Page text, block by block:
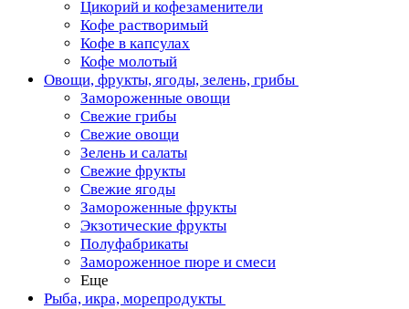
Цикорий и кофезаменители
Кофе растворимый
Кофе в капсулах
Кофе молотый
Овощи, фрукты, ягоды, зелень, грибы
Замороженные овощи
Свежие грибы
Свежие овощи
Зелень и салаты
Свежие фрукты
Свежие ягоды
Замороженные фрукты
Экзотические фрукты
Полуфабрикаты
Замороженное пюре и смеси
Еще
Рыба, икра, морепродукты